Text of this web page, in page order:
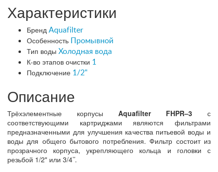
Характеристики
Бренд Aquafilter
Особенность Промывной
Тип воды Холодная вода
К-во этапов очистки 1
Подключение 1/2"
Описание
Трёхэлементные корпусы Aquafilter FHPR–3 с
соответствующими картриджами являются фильтрами
предназначенными для улучшения качества питьевой воды и
воды для общего бытового потребления. Фильтр состоит из
прозрачного корпуса, укрепляющего кольца и головки с
резьбой 1/2" или 3/4’’.